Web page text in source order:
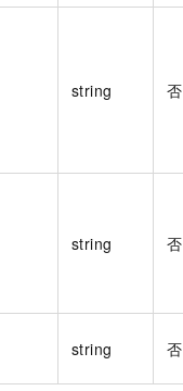
string 否
string 否
string 否